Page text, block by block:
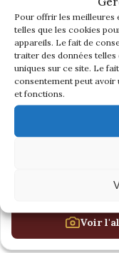
Pour offrir les meilleures
telles que les cookies
appareils. Le fait de
traiter des données
uniques sur ce site. Le
consentement peut avoir
et fonctions.
Voir